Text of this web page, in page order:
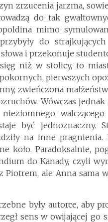
zrzucenia jarzma,
do tak
mimo
do
i przekonuje
niż w stolicy, to
pierwszych
zwieńczona
Wówczas
być jednoznaczny.
na inne
koło. Paradoksalnie,
do Kanady, czyli
Piotrem, ale Anna sama
były autorce, aby
sens w owijającej go